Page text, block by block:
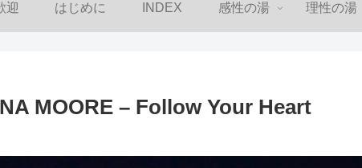
迎 はじめに INDEX 感性の湯 理性の湯
MOORE – Follow Your Heart